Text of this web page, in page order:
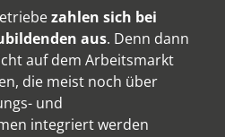
zahlen sich bei
aus. Denn dann
auf dem Arbeitsmarkt
die meist noch über
und
integriert werden